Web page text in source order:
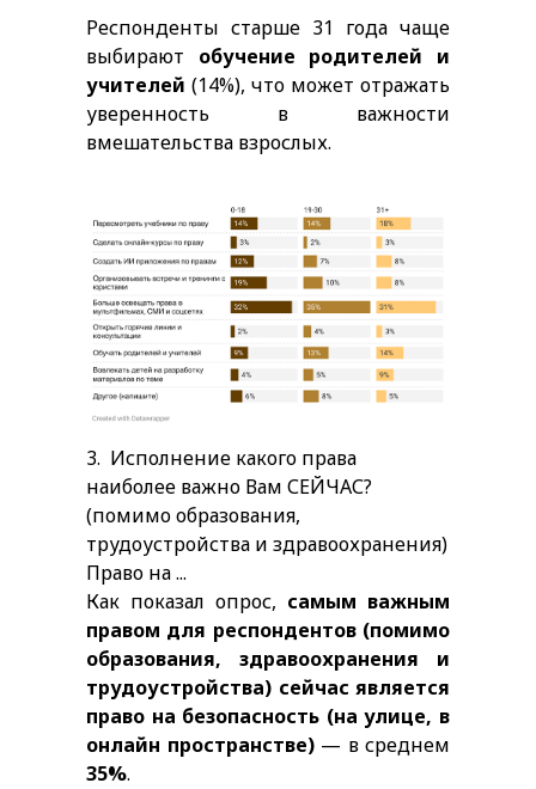
Респонденты старше 31 года чаще
выбирают обучение родителей и
учителей (14%), что может отражать
уверенность в важности
вмешательства взрослых.
3. Исполнение какого права
наиболее важно Вам СЕЙЧАС?
(помимо образования,
трудоустройства и здравоохранения)
Право на ...
Как показал опрос, самым важным
правом для респондентов (помимо
образования, здравоохранения и
трудоустройства) сейчас является
право на безопасность (на улице, в
онлайн пространстве)— в среднем
35%.